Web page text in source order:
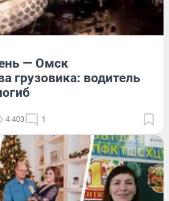
— Омск
грузовика: водитель
4 403 1